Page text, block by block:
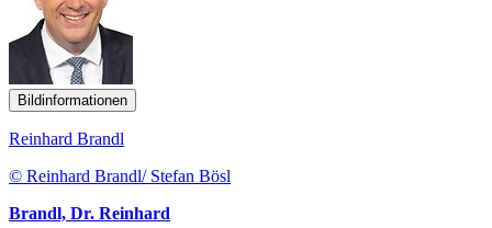
Bildinformationen
Reinhard Brandl
© Reinhard Brandl/ Stefan Bösl
Brandl, Dr. Reinhard